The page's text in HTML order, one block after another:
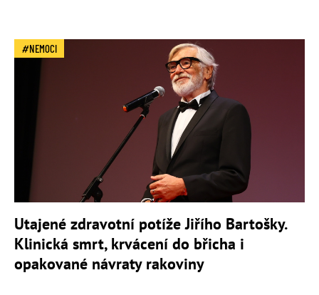
NEMOCI
Utajené zdravotní potíže Jiřího Bartošky.
Klinická smrt, krvácení do břicha i
opakované návraty rakoviny